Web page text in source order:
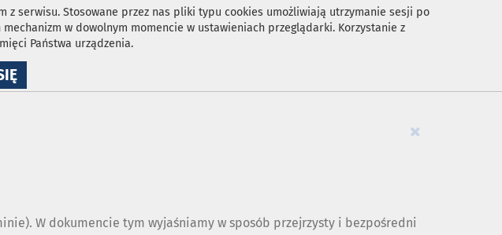
serwisu. Stosowane przez nas pliki typu cookies umożliwiają utrzymanie sesji po
w dowolnym momencie w ustawieniach przeglądarki. Korzystanie z
Państwa urządzenia.
NA
WYKORZYSTANIE
×
W dokumencie tym wyjaśniamy w sposób przejrzysty i bezpośredni